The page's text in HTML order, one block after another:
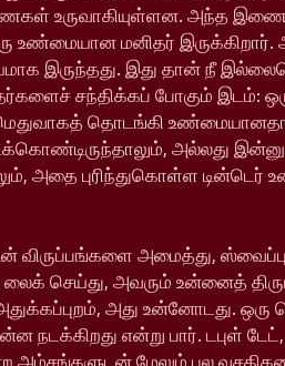
உருவாகியுள்ளன. அந்த
உண்மையான மனிதர் இருக்கிறார்.
இருந்தது. இது தான் நீ
சந்திக்கப் போகும் இடம்:
தொடங்கி
அல்லது
அதை புரிந்துகொள்ள டின்டெர்
விருப்பங்களை அமைத்து,
செய்து, அவரும் உன்னைத்
அது உன்னோடது. ஒரு
என்ன நடக்கிறது என்று பார். டபுள்
அம்சங்களுடன் மேலும் பல